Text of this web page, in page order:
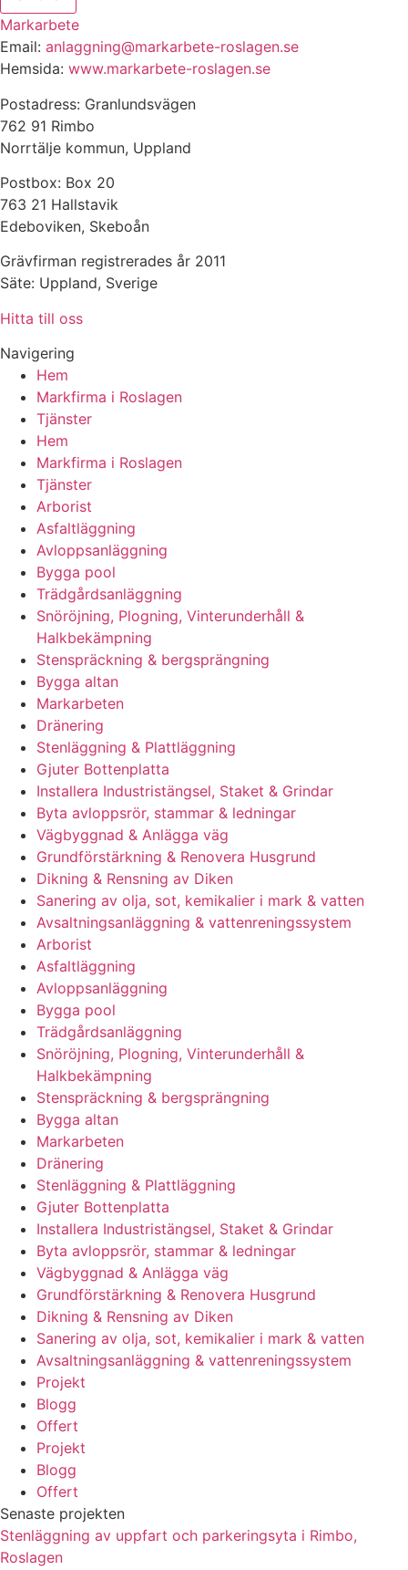
Markarbete
Email: anlaggning@markarbete-roslagen.se
Hemsida: www.markarbete-roslagen.se
Postadress: Granlundsvägen
762 91 Rimbo
Norrtälje kommun, Uppland
Postbox: Box 20
763 21 Hallstavik
Edeboviken, Skeboån
Grävfirman registrerades år 2011
Säte: Uppland, Sverige
Hitta till oss
Navigering
Hem
Markfirma i Roslagen
Tjänster
Hem
Markfirma i Roslagen
Tjänster
Arborist
Asfaltläggning
Avloppsanläggning
Bygga pool
Trädgårdsanläggning
Snöröjning, Plogning, Vinterunderhåll &
Halkbekämpning
Stenspräckning & bergsprängning
Bygga altan
Markarbeten
Dränering
Stenläggning & Plattläggning
Gjuter Bottenplatta
Installera Industristängsel, Staket & Grindar
Byta avloppsrör, stammar & ledningar
Vägbyggnad & Anlägga väg
Grundförstärkning & Renovera Husgrund
Dikning & Rensning av Diken
Sanering av olja, sot, kemikalier i mark & vatten
Avsaltningsanläggning & vattenreningssystem
Arborist
Asfaltläggning
Avloppsanläggning
Bygga pool
Trädgårdsanläggning
Snöröjning, Plogning, Vinterunderhåll &
Halkbekämpning
Stenspräckning & bergsprängning
Bygga altan
Markarbeten
Dränering
Stenläggning & Plattläggning
Gjuter Bottenplatta
Installera Industristängsel, Staket & Grindar
Byta avloppsrör, stammar & ledningar
Vägbyggnad & Anlägga väg
Grundförstärkning & Renovera Husgrund
Dikning & Rensning av Diken
Sanering av olja, sot, kemikalier i mark & vatten
Avsaltningsanläggning & vattenreningssystem
Projekt
Blogg
Offert
Projekt
Blogg
Offert
Senaste projekten
Stenläggning av uppfart och parkeringsyta i Rimbo,
Roslagen